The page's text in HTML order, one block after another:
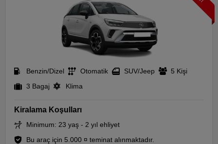
Benzin/Dizel Otomatik SUV/Jeep
5 Kişi
3 Bagaj
Klima
Kiralama Koşulları
Minimum: 23 yaş - 2 yıl ehliyet
Bu araç için 5.000 ¤ teminat alınmaktadır.